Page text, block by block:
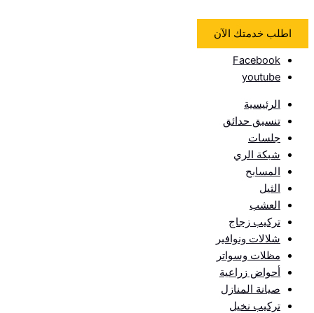
اطلب خدمتك الآن
Facebook
youtube
الرئيسية
تنسيق حدائق
جلسات
شبكة الري
المسابح
الثيل
العشب
تركيب زجاج
شلالات ونوافير
مظلات وسواتر
أحواض زراعية
صيانة المنازل
تركيب نخيل